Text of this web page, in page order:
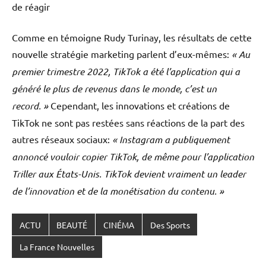
de réagir
Comme en témoigne Rudy Turinay, les résultats de cette
nouvelle stratégie marketing parlent d’eux-mêmes: « Au
premier trimestre 2022, TikTok a été l’application qui a
généré le plus de revenus dans le monde, c’est un
record. »Cependant, les innovations et créations de
TikTok ne sont pas restées sans réactions de la part des
autres réseaux sociaux: « Instagram a publiquement
annoncé vouloir copier TikTok, de même pour l’application
Triller aux États-Unis. TikTok devient vraiment un leader
de l’innovation et de la monétisation du contenu. »
ACTU BEAUTÉ CINÉMA Des Sports
La France Nouvelles